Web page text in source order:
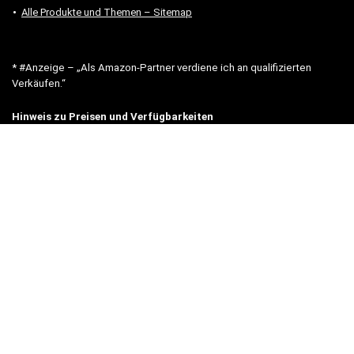
Alle Produkte und Themen – Sitemap
* #Anzeige – „Als Amazon-Partner verdiene ich an qualifizierten
Verkäufen.“
Hinweis zu Preisen und Verfügbarkeiten